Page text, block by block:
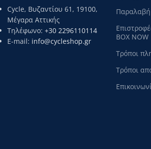
προσπάθεια
ομαλή ροή,
υπάρχουν
και στα
rnrn
Τεχνικά
Cycle, Βυζαντίου 61, 19100,
Μέγαρα Αττικής
Τηλέφωνο: +30 2296110114
E-mail: info@cycleshop.gr
Παραλαβή
BOX NOW
Τρόποι
Τρόποι